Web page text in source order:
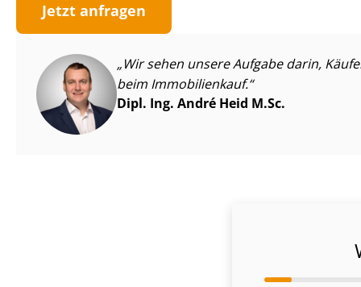
Jetzt anfragen
Wir sehen unsere Aufgabe darin,
beim Immobilienkauf.
Dipl. Ing. André Heid M.Sc.